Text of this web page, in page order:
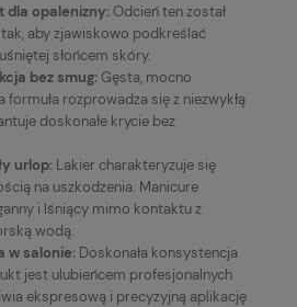
dla opalenizny:Odcień ten został
aby zjawiskowo podkreślać
słońcem skóry.
bez smug:Gęsta, mocno
formuła rozprowadza się z niezwykłą
doskonałe krycie bez
urlop: Lakier charakteryzuje się
na uszkodzenia. Manicure
i lśniący mimo kontaktu z
wodą.
w salonie: Doskonała konsystencja
jest ulubieńcem profesjonalnych
ekspresową i precyzyjną aplikację